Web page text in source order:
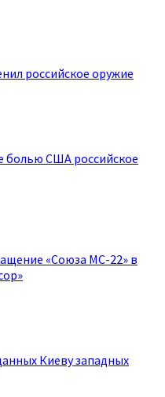
российское оружие
болью США российское
«Союза МС-22» в
Киеву западных